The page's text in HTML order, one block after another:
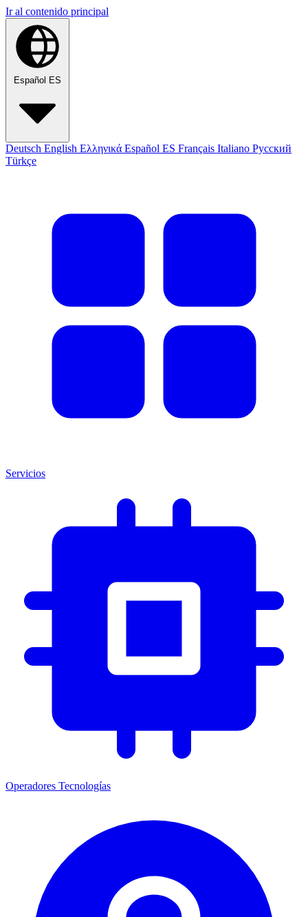
Ir al contenido principal
Español ES
Deutsch English Ελληνικά Español ES Français Italiano Русский
Türkçe
Servicios
Operadores Tecnologías